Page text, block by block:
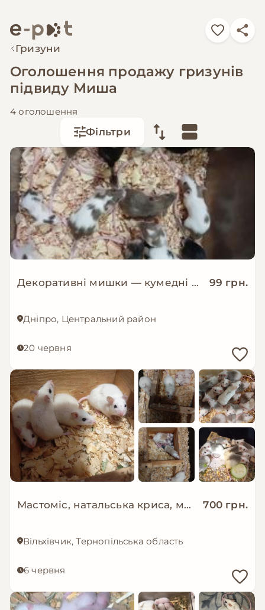
Гризуни
Оголошення продажу гризунів
підвиду Миша
4 оголошення
Фільтри
Декоративні мишки — кумедні та невибагливі улюбленці! 99 грн.
Дніпро, Центральний район
20 червня
Мастоміс, натальська криса, мастомисы 700 грн.
Вільхівчик, Тернопільська область
6 червня